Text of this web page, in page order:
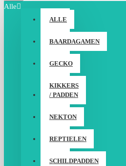
Alle
ALLE
BAARDAGAMEN
GECKO
KIKKERS
/ PADDEN
NEKTON
REPTIELEN
SCHILDPADDEN